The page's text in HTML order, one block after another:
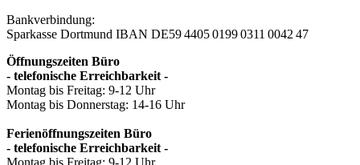
Bankverbindung:
Sparkasse Dortmund IBAN DE59 4405 0199 0311 0042 47
Öffnungszeiten Büro
- telefonische Erreichbarkeit -
Montag bis Freitag: 9-12 Uhr
Montag bis Donnerstag: 14-16 Uhr
Ferienöffnungszeiten Büro
- telefonische Erreichbarkeit -